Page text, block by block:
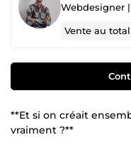
Webdesigner
Vente au
**Et si on créait
vraiment ?**